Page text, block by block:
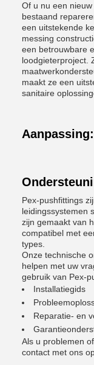
Of u nu een
bestaand
een uitstekende
messing
een betrouwbare
loodgieterproject.
maakt ze een
sanitaire
Aanpassing:
Pex-pushfittings
leidingssystemen
zijn gemaakt van
compatibel met
types.
Onze technische
helpen met uw
gebruik van Pex-
Installatiegids
Reparatie- en
Als u problemen
contact met ons